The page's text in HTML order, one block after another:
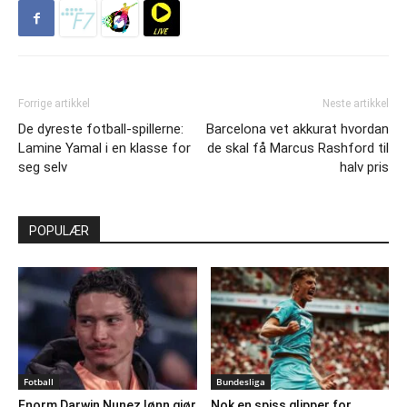
Forrige artikkel
De dyreste fotball-spillerne:
Lamine Yamal i en klasse for
seg selv
Neste artikkel
Barcelona vet akkurat hvordan
de skal få Marcus Rashford til
halv pris
POPULÆR
Fotball Bundesliga